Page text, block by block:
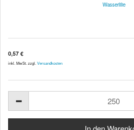
Wasserlilie
0,57 €
inkl. MwSt. zzgl. Versandkosten